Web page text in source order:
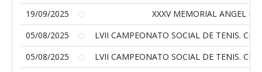
19/09/2025
XXXV MEMORIAL ANGEL
05/08/2025
LVII CAMPEONATO SOCIAL DE TENIS.
05/08/2025
LVII CAMPEONATO SOCIAL DE TENIS.